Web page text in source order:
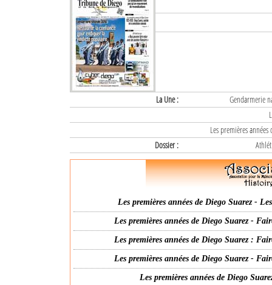
La Une :
Gendarmerie
Les premières
Dossier :
Les premières années de Diego Suarez -
Les premières années de Diego Suarez -
Les premières années de Diego Suarez :
Les premières années de Diego Suarez -
Les premières années de Diego